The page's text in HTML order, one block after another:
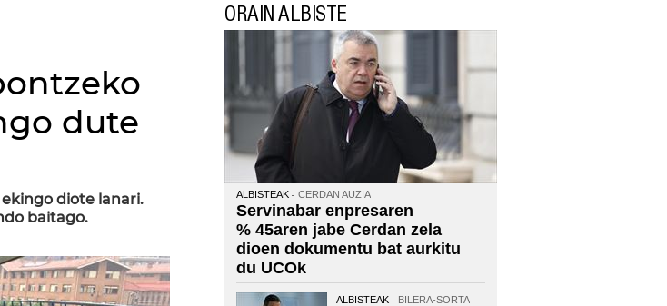
dute
diote lanari.
baitago.
ORAIN ALBISTE
ALBISTEAK CERDAN AUZIA
Servinabar enpresaren
% 45aren jabe Cerdan zela
dioen dokumentu bat aurkitu
du UCOk
ALBISTEAK BILERA-SORTA